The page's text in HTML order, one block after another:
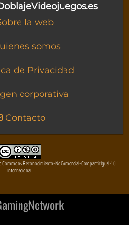
la web
somos
de Privacidad
corporativa
Contacto
Commons Reconocimiento-NoComercial-CompartirIgual 4.0
Internacional